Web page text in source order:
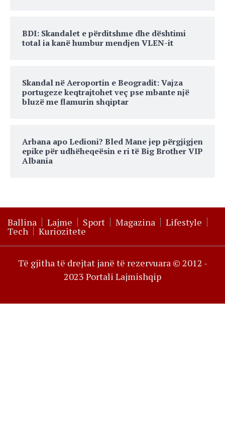
BDI: Skandalet e përditshme dhe dështimi
total ia kanë humbur mendjen VLEN-it
Skandal në Aeroportin e Beogradit: Vajza
portugeze keqtrajtohet veç pse mbante një
bluzë me flamurin shqiptar
Arbana apo Ledioni? Bled Mane jep përgjigjen
epike për udhëheqeësin e ri të Big Brother VIP
Albania
Ballina Lajme Sport Magazina Lifestyle
Tech Kuriozitete
Të gjitha të drejtat janë të rezervuara © 2012 -
2023 Portali Lajmishqip